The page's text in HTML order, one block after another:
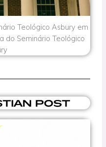
Teológico Asbury em
do Seminário Teológico